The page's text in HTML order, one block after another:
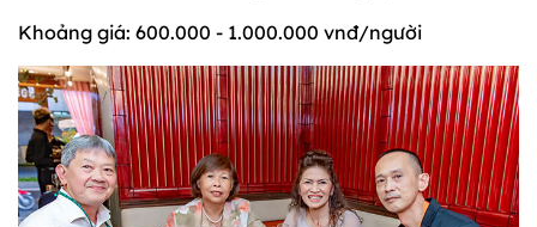
Khoảng giá: 600.000 - 1.000.000 vnđ/người